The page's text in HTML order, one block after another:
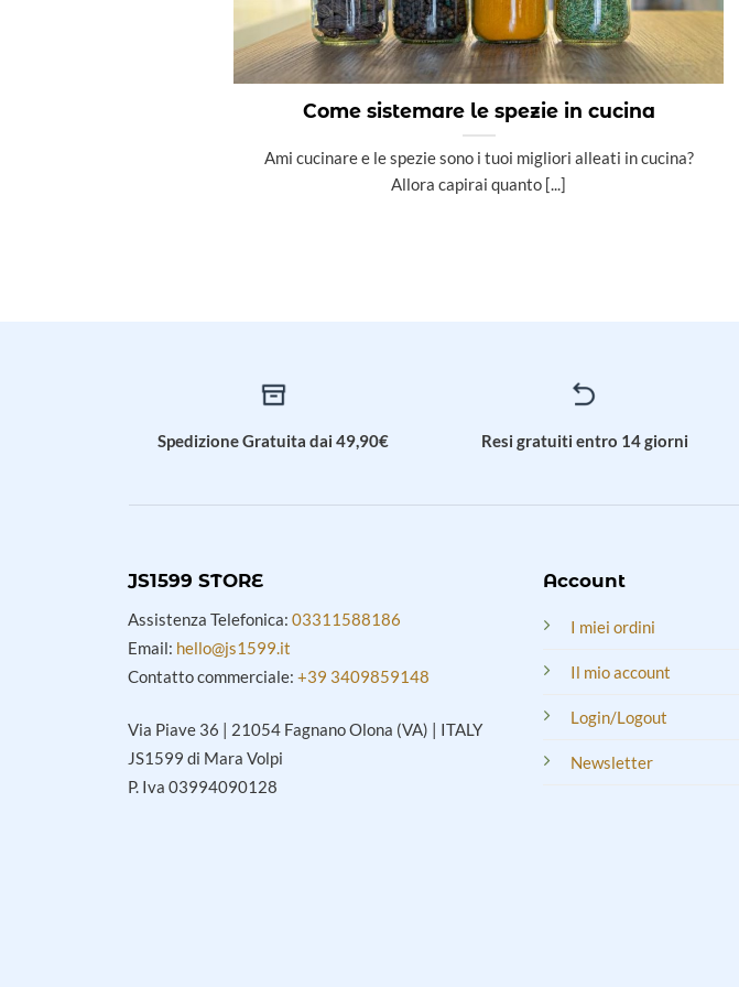
Come sistemare le spezie in cucina
Ami cucinare e le spezie sono i tuoi migliori alleati in cucina?
Allora capirai quanto [...]
Spedizione Gratuita dai 49,90€ Resi gratuiti entro 14 giorni
JS1599 STORE
Assistenza Telefonica: 03311588186
Email: hello@js1599.it
Contatto commerciale: +39 3409859148
Via Piave 36 | 21054 Fagnano Olona (VA) | ITALY
JS1599 di Mara Volpi
P. Iva 03994090128
Account
I miei ordini
Il mio account
Login/Logout
Newsletter